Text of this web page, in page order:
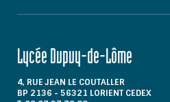
Lycée Dupuy-de-Lôme
4, RUE JEAN LE COUTALLER
BP 2136 - 56321 LORIENT CEDEX